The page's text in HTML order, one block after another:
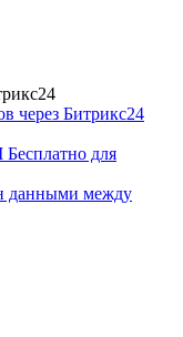
через Битрикс24
Бесплатно для
данными между